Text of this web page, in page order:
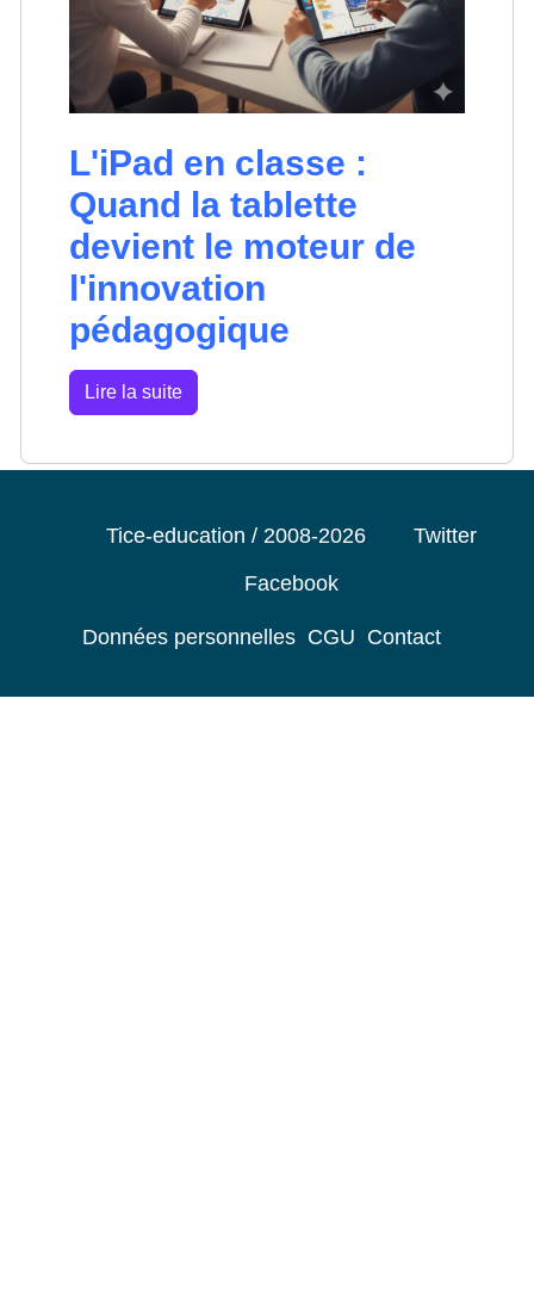
L'iPad en classe :
Quand la tablette
devient le moteur de
l'innovation
pédagogique
Lire la suite
Tice-education / 2008-2026
Twitter
Facebook
Données personnelles CGU Contact